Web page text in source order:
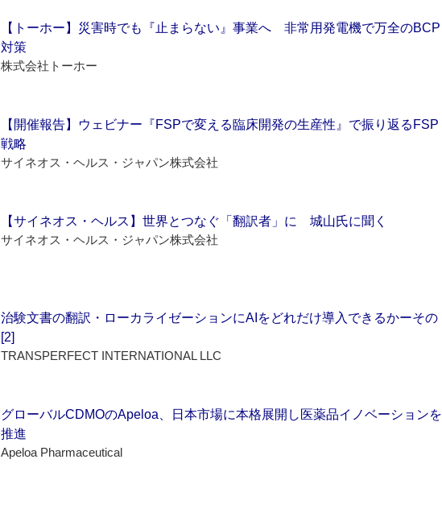
【トーホー】災害時でも『止まらない』事業へ 非常用発電機で万全のBCP
対策
株式会社トーホー
【開催報告】ウェビナー『FSPで変える臨床開発の生産性』で振り返るFSP
戦略
サイネオス・ヘルス・ジャパン株式会社
【サイネオス・ヘルス】世界とつなぐ「翻訳者」に 城山氏に聞く
サイネオス・ヘルス・ジャパン株式会社
治験文書の翻訳・ローカライゼーションにAIをどれだけ導入できるかーその
[2]
TRANSPERFECT INTERNATIONAL LLC
グローバルCDMOのApeloa、日本市場に本格展開し医薬品イノベーションを
推進
Apeloa Pharmaceutical